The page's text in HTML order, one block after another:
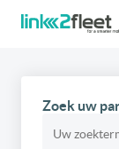
Zoeken
Zoek uw